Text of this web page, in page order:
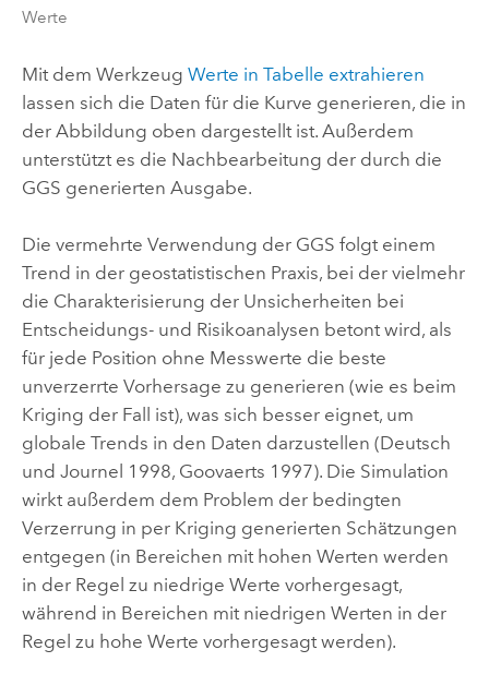
Werte
Mit dem Werkzeug Werte in Tabelle extrahieren
lassen sich die Daten für die Kurve generieren, die in
der Abbildung oben dargestellt ist. Außerdem
unterstützt es die Nachbearbeitung der durch die
GGS generierten Ausgabe.
Die vermehrte Verwendung der GGS folgt einem
Trend in der geostatistischen Praxis, bei der vielmehr
die Charakterisierung der Unsicherheiten bei
Entscheidungs- und Risikoanalysen betont wird, als
für jede Position ohne Messwerte die beste
unverzerrte Vorhersage zu generieren (wie es beim
Kriging der Fall ist), was sich besser eignet, um
globale Trends in den Daten darzustellen (Deutsch
und Journel 1998, Goovaerts 1997). Die Simulation
wirkt außerdem dem Problem der bedingten
Verzerrung in per Kriging generierten Schätzungen
entgegen (in Bereichen mit hohen Werten werden
in der Regel zu niedrige Werte vorhergesagt,
während in Bereichen mit niedrigen Werten in der
Regel zu hohe Werte vorhergesagt werden).